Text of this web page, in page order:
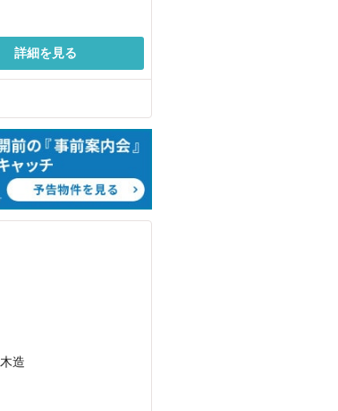
詳細を見る
木造